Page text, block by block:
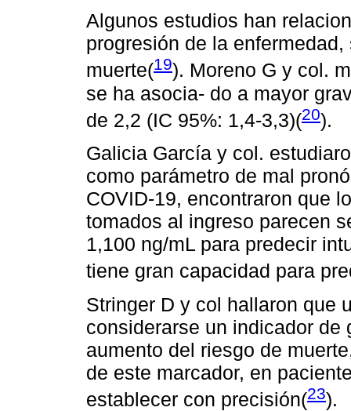
Algunos estudios han
progresión de la
muerte(19). Moreno G y col.
se ha asocia- do a mayor
de 2,2 (IC 95%: 1,4-3,3)(20).
Galicia García y col.
como parámetro de mal
COVID-19, encontraron que
tomados al ingreso parecen
1,100 ng/mL para predecir
tiene gran capacidad para
Stringer D y col hallaron que
considerarse un indicador de
aumento del riesgo de
de este marcador, en
establecer con precisión(23).